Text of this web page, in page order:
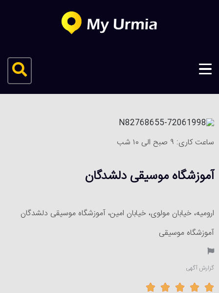
ساعت کاری: ۹ صبح الی ۱۰ شب
آموزشگاه موسیقی دلشدگان
ارومیه، خیابان مولوی، خیابان امین، آموزشگاه موسیقی دلشدگان
آموزشگاه موسیقی
گزارش آگهی




